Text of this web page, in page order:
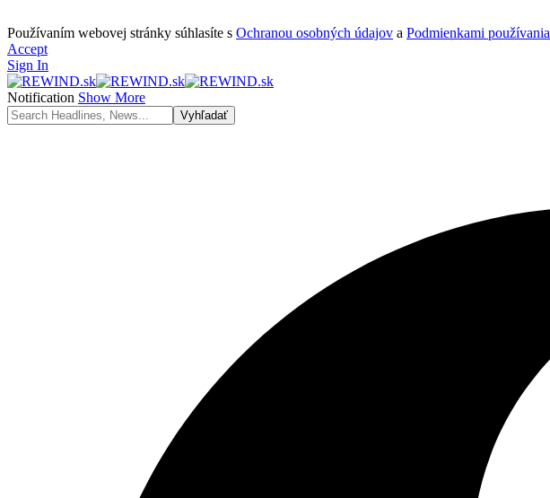
Používaním webovej stránky súhlasíte s Ochranou osobných údajov a Podmienkami používania
Accept
Sign In
Notification Show More